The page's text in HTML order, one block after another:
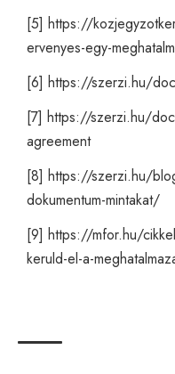
[5] https://
ervenyes-egy-
[6] https://szerzi.hu/
[7] https://szerzi.hu/
agreement
[8] https://szerzi.hu/
dokumentum-mintakat/
[9] https://mfor.hu/
keruld-el-a-